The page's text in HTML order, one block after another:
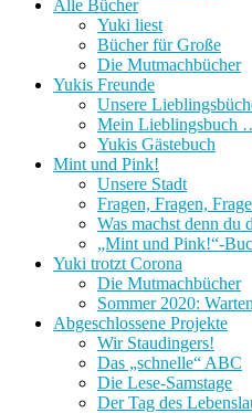
Alle Bücher
Yuki liest
Bücher für Große
Die Mutmachbücher
Yukis Freunde
Unsere
Mein Lieblingsbuch
Yukis Gästebuch
Mint und Pink!
Unsere Stadt
Fragen, Fragen,
Was machst denn du
„Mint und Pink!“-
Yuki trotzt Corona
Die Mutmachbücher
Sommer 2020:
Abgeschlossene Projekte
Wir Staudingers!
Das „schnelle“ ABC
Die Lese-Samstage
Der Tag des